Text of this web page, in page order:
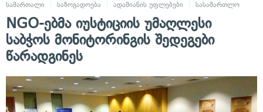
სამართალი
საზოგადოება ადამიანის უფლებები სასამართლო
NGO-ებმა იუსტიციის უმაღლესი
საბჭოს მონიტორინგის შედეგები
წარადგინეს